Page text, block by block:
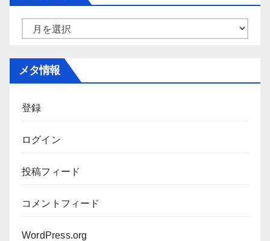
ー
メタ情報
登録
ログイン
投稿フィード
コメントフィード
WordPress.org